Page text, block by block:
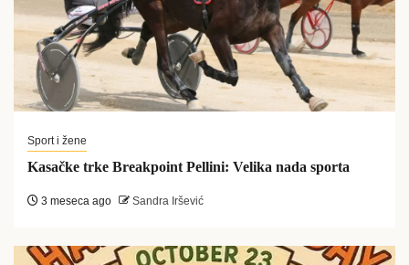
Sport i žene
Kasačke trke Breakpoint Pellini: Velika nada sporta
3 meseca ago Sandra Iršević